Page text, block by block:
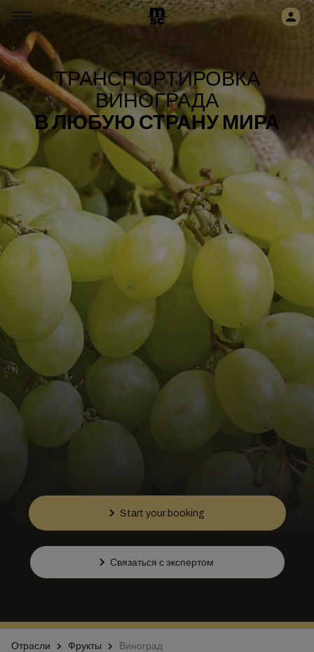
ТРАНСПОРТИРОВКА
ВИНОГРАДА
В ЛЮБУЮ СТРАНУ МИРА
Start your booking
Связаться с экспертом
Отрасли Фрукты Виноград